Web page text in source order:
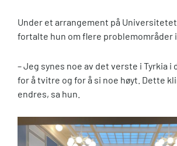
Under et arrangement på Universitetet
fortalte hun om flere problemområder i
– Jeg synes noe av det verste i Tyrkia i
for å tvitre og for å si noe høyt. Dette
endres, sa hun.